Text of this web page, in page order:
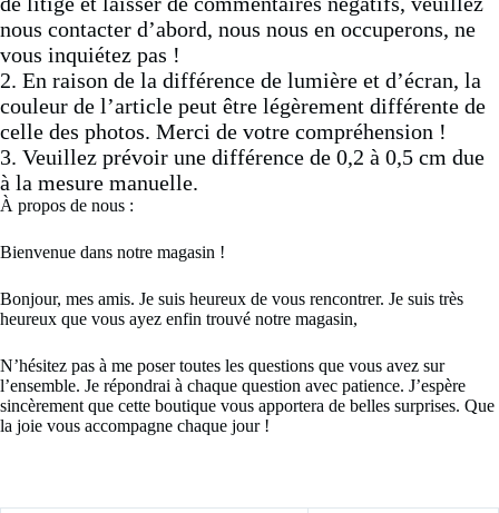
nous contacter d’abord, nous nous en occuperons, ne
vous inquiétez pas !
2. En raison de la différence de lumière et d’écran, la
couleur de l’article peut être légèrement différente de
celle des photos. Merci de votre compréhension !
3. Veuillez prévoir une différence de 0,2 à 0,5 cm due
à la mesure manuelle.
À propos de nous :
Bienvenue dans notre magasin !
Bonjour, mes amis. Je suis heureux de vous rencontrer. Je suis très
heureux que vous ayez enfin trouvé notre magasin,
N’hésitez pas à me poser toutes les questions que vous avez sur
l’ensemble. Je répondrai à chaque question avec patience. J’espère
sincèrement que cette boutique vous apportera de belles surprises. Que
la joie vous accompagne chaque jour !